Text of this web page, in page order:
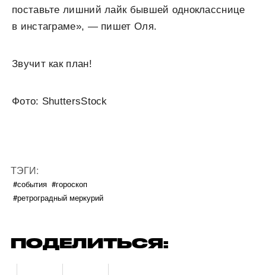
поставьте лишний лайк бывшей однокласснице
в инстаграме», — пишет Оля.
Звучит как план!
Фото: ShuttersStock
ТЭГИ:
#события #гороскоп
#ретроградный меркурий
ПОДЕЛИТЬСЯ: